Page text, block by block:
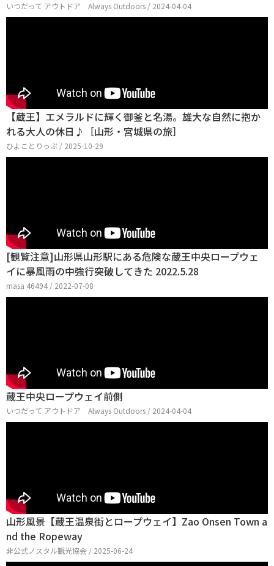
いつだって アウトドア Always Outdoors / 2024-04-04
【蔵王】エメラルドに輝く御釜と名湯。雄大な自然に抱か
れる大人の休日♪［山形・宮城県の旅］
ひよことりっぷ / 2025-10-29
[観覧注意]山形県山形駅にある危険な蔵王中央ロープウェ
イに暴風雨の中強行突破してきた 2022.5.28
masa 46494 / 2022-07-08
蔵王中央ロープウェイ前側
いつだって アウトドア Always Outdoors / 2024-04-04
山形風景【蔵王温泉街とロープウェイ】Zao Onsen Town a
nd the Ropeway
非公式ノスタル観光協会 / 2025-06-24